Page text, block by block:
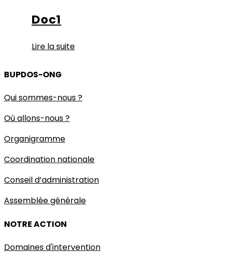
Doc1
Lire la suite
BUPDOS-ONG
Qui sommes-nous ?
Où allons-nous ?
Organigramme
Coordination nationale
Conseil d’administration
Assemblée générale
NOTRE ACTION
Domaines d'intervention